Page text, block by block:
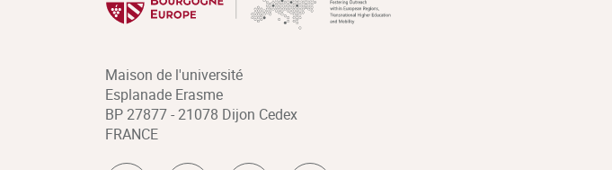
Maison de l'université
Esplanade Erasme
BP 27877 - 21078 Dijon Cedex
FRANCE